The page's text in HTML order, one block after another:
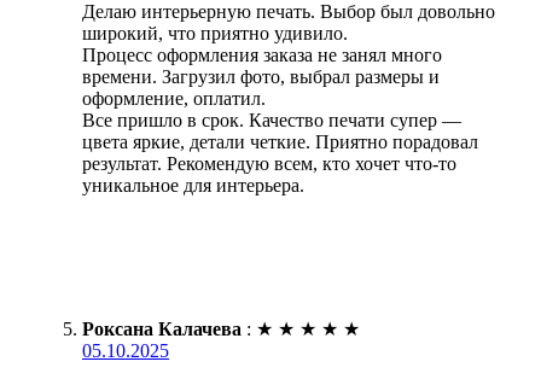
Делаю интерьерную печать. Выбор был довольно
широкий, что приятно удивило.
Процесс оформления заказа не занял много
времени. Загрузил фото, выбрал размеры и
оформление, оплатил.
Все пришло в срок. Качество печати супер —
цвета яркие, детали четкие. Приятно порадовал
результат. Рекомендую всем, кто хочет что-то
уникальное для интерьера.
Роксана Калачева : ★ ★ ★ ★ ★
05.10.2025